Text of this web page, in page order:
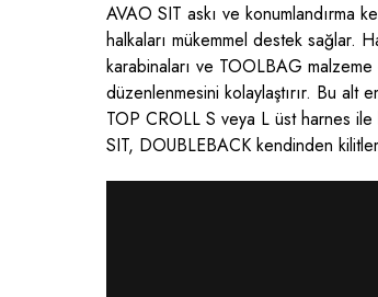
AVAO SIT askı ve konumlandırma
halkaları mükemmel destek sağlar.
karabinaları ve TOOLBAG malzeme
düzenlenmesini kolaylaştırır. Bu alt
TOP CROLL S veya L üst harnes ile
SIT, DOUBLEBACK kendinden